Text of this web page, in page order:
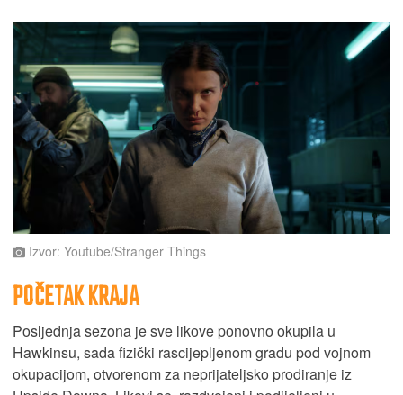
Izvor: Youtube/Stranger Things
POČETAK KRAJA
Posljednja sezona je sve likove ponovno okupila u
Hawkinsu, sada fizički rascijepljenom gradu pod vojnom
okupacijom, otvorenom za neprijateljsko prodiranje iz